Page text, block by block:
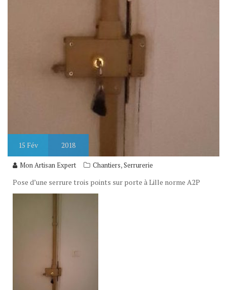
15 Fév 2018
Mon Artisan Expert Chantiers,Serrurerie
Pose d’une serrure trois points sur porte à Lille norme A2P